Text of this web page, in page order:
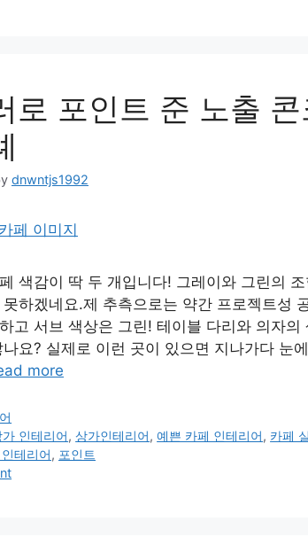
로 포인트 준 노출
dnwntjs1992
색감이 딱 두 개입니다! 그레이와 그린의
하겠네요.제 추측으로는 약간 프로젝트성
고 서브 색상은 그린! 테이블 다리와 의자의
요? 실제로 이런 곳이 있으면 지나가다 눈
more
가 인테리어,상가인테리어,예쁜 카페 인테리어, 카페
테리어, 포인트